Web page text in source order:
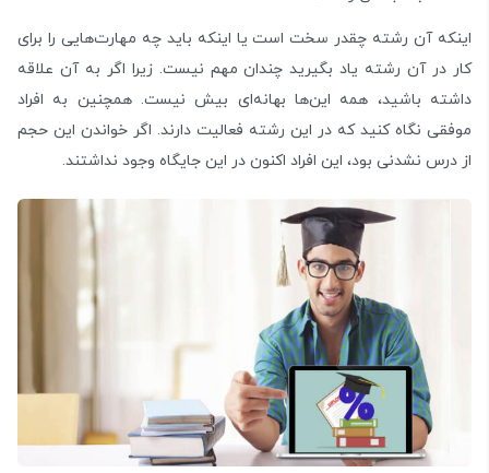
اینکه آن رشته چقدر سخت است یا اینکه باید چه مهارت‌هایی را برای
کار در آن رشته یاد بگیرید چندان مهم نیست. زیرا اگر به آن علاقه
داشته باشید، همه این‌ها بهانه‌ای بیش نیست. همچنین به افراد
موفقی نگاه کنید که در این رشته فعالیت دارند. اگر خواندن این حجم
از درس نشدنی بود، این افراد اکنون در این جایگاه وجود نداشتند.